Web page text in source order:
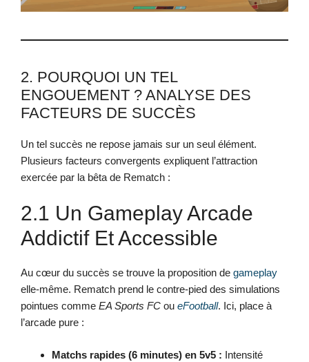
2. POURQUOI UN TEL
ENGOUEMENT ? ANALYSE DES
FACTEURS DE SUCCÈS
Un tel succès ne repose jamais sur un seul élément.
Plusieurs facteurs convergents expliquent l’attraction
exercée par la bêta de Rematch :
2.1 Un Gameplay Arcade
Addictif Et Accessible
Au cœur du succès se trouve la proposition de gameplay
elle-même. Rematch prend le contre-pied des simulations
pointues comme EA Sports FC ou eFootball. Ici, place à
l’arcade pure :
Matchs rapides (6 minutes) en 5v5 : Intensité